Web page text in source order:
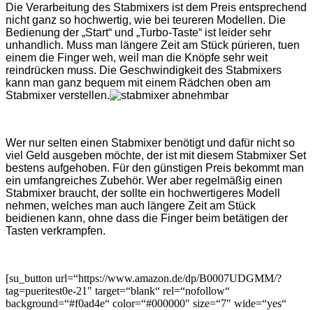
Die Verarbeitung des Stabmixers ist dem Preis entsprechend
nicht ganz so hochwertig, wie bei teureren Modellen. Die
Bedienung der „Start“ und „Turbo-Taste“ ist leider sehr
unhandlich. Muss man längere Zeit am Stück pürieren, tuen
einem die Finger weh, weil man die Knöpfe sehr weit
reindrücken muss. Die Geschwindigkeit des Stabmixers
kann man ganz bequem mit einem Rädchen oben am
Stabmixer verstellen.
Wer nur selten einen Stabmixer benötigt und dafür nicht so
viel Geld ausgeben möchte, der ist mit diesem Stabmixer Set
bestens aufgehoben. Für den günstigen Preis bekommt man
ein umfangreiches Zubehör. Wer aber regelmäßig einen
Stabmixer braucht, der sollte ein hochwertigeres Modell
nehmen, welches man auch längere Zeit am Stück
beidienen kann, ohne dass die Finger beim betätigen der
Tasten verkrampfen.
[su_button url=“https://www.amazon.de/dp/B0007UDGMM/?
tag=pueritest0e-21″ target=“blank“ rel=“nofollow“
background=“#f0ad4e“ color=“#000000″ size=“7″ wide=“yes“